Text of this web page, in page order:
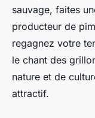
sauvage, faites
producteur de
regagnez votre
le chant des
nature et de
attractif.